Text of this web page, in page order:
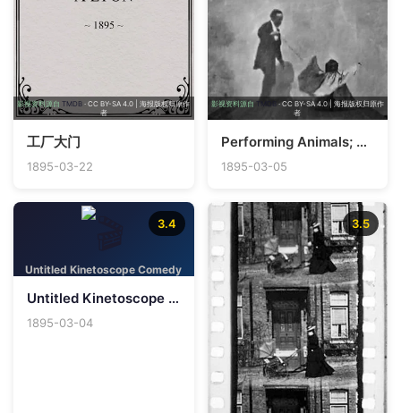
影视资料源自TMDB · CC BY-SA 4.0 | 海报版权归原作
者
工厂大门
1895-03-22
影视资料源自 TMDB · CC BY-SA 4.0 | 海报版权归原作
者
Performing Animals; or, Skipping Dogs
1895-03-05
Untitled Kinetoscope Comedy
3.4
Untitled Kinetoscope Comedy
1895-03-04
3.5